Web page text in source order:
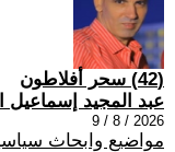
(42) سحر أفلاطون
عبد المجيد إسماعيل
2026 / 8 / 9
مواضيع وابحاث